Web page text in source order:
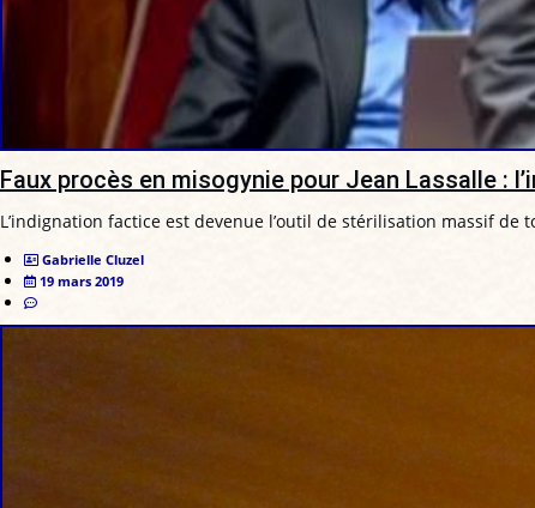
Faux procès en misogynie pour Jean Lassalle :
L’indignation factice est devenue l’outil de stérilisation massif de
Gabrielle Cluzel
19 mars 2019